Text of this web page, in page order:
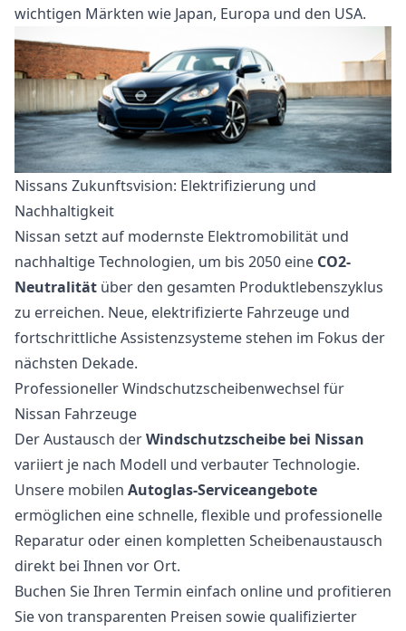
wichtigen Märkten wie Japan, Europa und den USA.
Nissans Zukunftsvision: Elektrifizierung und
Nachhaltigkeit
Nissan setzt auf modernste Elektromobilität und
nachhaltige Technologien, um bis 2050 eine CO2-
Neutralität über den gesamten Produktlebenszyklus
zu erreichen. Neue, elektrifizierte Fahrzeuge und
fortschrittliche Assistenzsysteme stehen im Fokus der
nächsten Dekade.
Professioneller Windschutzscheibenwechsel für
Nissan Fahrzeuge
Der Austausch derWindschutzscheibe bei Nissan
variiert je nach Modell und verbauter Technologie.
Unsere mobilen Autoglas-Serviceangebote
ermöglichen eine schnelle, flexible und professionelle
Reparatur oder einen kompletten Scheibenaustausch
direkt bei Ihnen vor Ort.
Buchen Sie Ihren Termin einfach online und profitieren
Sie von transparenten Preisen sowie qualifizierter